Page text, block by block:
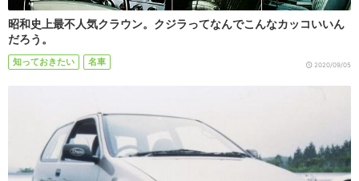
昭和史上最不人気クラウン。クジラってなんでこんなカッコいいん
だろう。
知っておきたい 名車 2020/09/05